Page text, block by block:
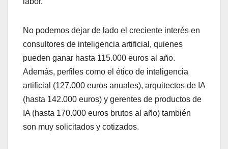
No podemos dejar de lado el creciente interés en
consultores de inteligencia artificial, quienes
pueden ganar hasta 115.000 euros al año.
Además, perfiles como el ético de inteligencia
artificial (127.000 euros anuales), arquitectos de IA
(hasta 142.000 euros) y gerentes de productos de
IA (hasta 170.000 euros brutos al año) también
son muy solicitados y cotizados.